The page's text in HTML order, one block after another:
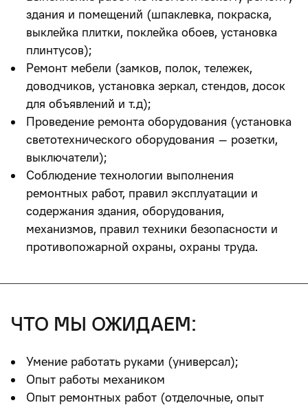
здания и помещений (шпаклевка, покраска,
выклейка плитки, поклейка обоев, установка
плинтусов);
Ремонт мебели (замков, полок, тележек,
доводчиков, установка зеркал, стендов, досок
для объявлений и т.д);
Проведение ремонта оборудования (установка
светотехнического оборудования – розетки,
выключатели);
Соблюдение технологии выполнения
ремонтных работ, правил эксплуатации и
содержания здания, оборудования,
механизмов, правил техники безопасности и
противопожарной охраны, охраны труда.
что мы ожидаем:
Умение работать руками (универсал);
Опыт работы механиком
Опыт ремонтных работ (отделочные, опыт